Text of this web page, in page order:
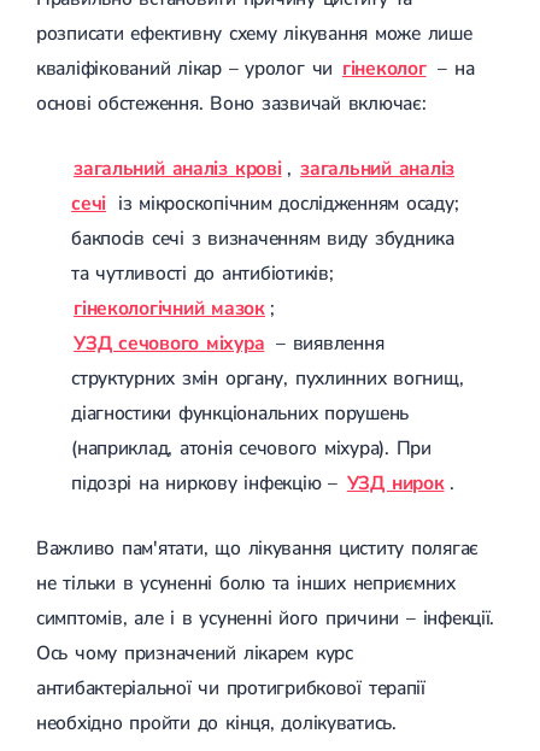
Міозит спини
Міозит грудної клітини
Шийний радикуліт
Міжреберна невралгія
Грижі
Лікування грижі диска
Грижа хребта
Протрузія дисків
Протрузія дисків попереково-крижового відділу
Протрузія міжхребцевих дисків
Протрузія шийного відділу
Кардіологія
Хвороби серця
Брадикардія
Ішемічна хвороба серця
Інфаркт міокарда
Міокардит
Інфекційний ендокардит
Нейроциркуляторна дистонія
Нейроциркуляторна дистонія за гіпертонічним типом
Серцева недостатність
Мітральна вада серця
розписати ефективну схему лікування може лише
кваліфікований лікар – уролог чи гінеколог – на
основі обстеження. Воно зазвичай включає:
загальний аналіз крові , загальний аналіз
сечі із мікроскопічним дослідженням осаду;
бакпосів сечі з визначенням виду збудника
та чутливості до антибіотиків;
гінекологічний мазок ;
УЗД сечового міхура – ​​виявлення
структурних змін органу, пухлинних вогнищ,
діагностики функціональних порушень
(наприклад, атонія сечового міхура). При
підозрі на ниркову інфекцію – УЗД нирок .
Важливо пам'ятати, що лікування циститу полягає
не тільки в усуненні болю та інших неприємних
симптомів, але і в усуненні його причини – інфекції.
Ось чому призначений лікарем курс
антибактеріальної чи протигрибкової терапії
необхідно пройти до кінця, долікуватись.